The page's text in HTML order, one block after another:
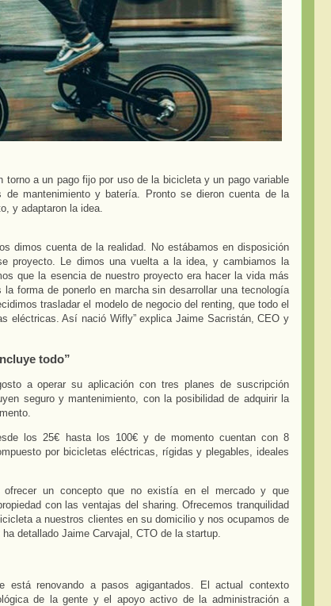
torno a un pago fijo por uso de la bicicleta y un pago variable
de mantenimiento y batería. Pronto se dieron cuenta de la
y adaptaron la idea.
dimos cuenta de la realidad. No estábamos en disposición
proyecto. Le dimos una vuelta a la idea, y cambiamos la
que la esencia de nuestro proyecto era hacer la vida más
forma de ponerlo en marcha sin desarrollar una tecnología
trasladar el modelo de negocio del renting, que todo el
eléctricas. Así nació Wifly” explica Jaime Sacristán, CEO y
todo”
a operar su aplicación con tres planes de suscripción
seguro y mantenimiento, con la posibilidad de adquirir la
los 25€ hasta los 100€ y de momento cuentan con 8
por bicicletas eléctricas, rígidas y plegables, ideales
un concepto que no existía en el mercado y que
con las ventajas del sharing. Ofrecemos tranquilidad
a nuestros clientes en su domicilio y nos ocupamos de
detallado Jaime Carvajal, CTO de la startup.
está renovando a pasos agigantados. El actual contexto
de la gente y el apoyo activo de la administración a